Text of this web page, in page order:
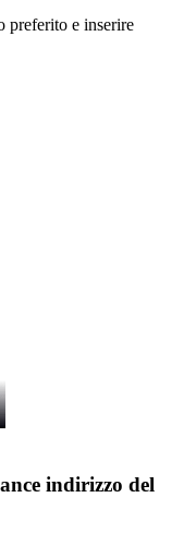
preferito e inserire
indirizzo del